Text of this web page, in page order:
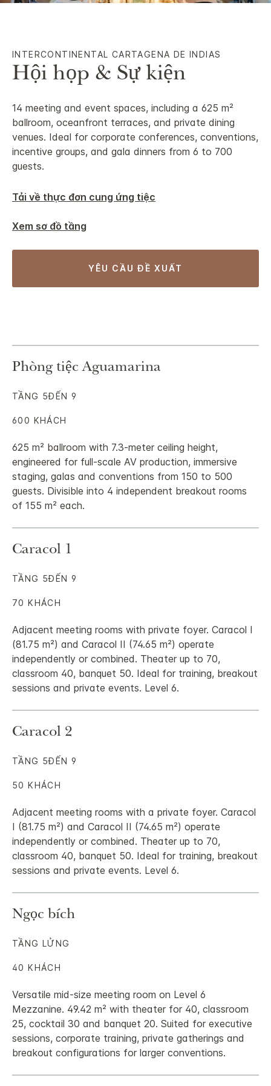
INTERCONTINENTAL CARTAGENA DE INDIAS
Hội họp & Sự kiện
14 meeting and event spaces, including a 625 m²
ballroom, oceanfront terraces, and private dining
venues. Ideal for corporate conferences, conventions,
incentive groups, and gala dinners from 6 to 700
guests.
Tải về thực đơn cung ứng tiệc
Xem sơ đồ tầng
YÊU CẦU ĐỀ XUẤT
Phòng tiệc Aguamarina
625 m² ballroom with 7.3-meter ceiling height,
engineered for full-scale AV production, immersive
staging, galas and conventions from 150 to 500
guests. Divisible into 4 independent breakout rooms
of 155 m² each.
TẦNG 5ĐẾN 9
600 KHÁCH
Caracol 1
Adjacent meeting rooms with private foyer. Caracol I
(81.75 m²) and Caracol II (74.65 m²) operate
independently or combined. Theater up to 70,
classroom 40, banquet 50. Ideal for training, breakout
sessions and private events. Level 6.
TẦNG 5ĐẾN 9
70 KHÁCH
Caracol 2
Adjacent meeting rooms with a private foyer. Caracol
I (81.75 m²) and Caracol II (74.65 m²) operate
independently or combined. Theater up to 70,
classroom 40, banquet 50. Ideal for training, breakout
sessions and private events. Level 6.
TẦNG 5ĐẾN 9
50 KHÁCH
Ngọc bích
Versatile mid-size meeting room on Level 6
Mezzanine. 49.42 m² with theater for 40, classroom
25, cocktail 30 and banquet 20. Suited for executive
sessions, corporate training, private gatherings and
breakout configurations for larger conventions.
TẦNG LỬNG
40 KHÁCH